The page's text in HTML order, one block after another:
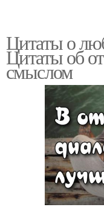
Цитаты о
Цитаты об
смыслом